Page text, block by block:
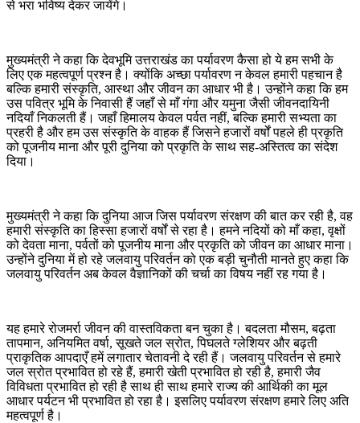
से भरा भविष्य देकर जायेंगे।
मुख्यमंत्री ने कहा कि देवभूमि उत्तराखंड का पर्यावरण कैसा हो ये हम सभी के
लिए एक महत्वपूर्ण प्रश्न है। क्योंकि अच्छा पर्यावरण न केवल हमारी पहचान है
बल्कि हमारी संस्कृति, आस्था और जीवन का आधार भी है। उन्होंने कहा कि हम
उस पवित्र भूमि के निवासी हैं जहाँ से माँ गंगा और यमुना जैसी जीवनदायिनी
नदियाँ निकलती हैं। जहाँ हिमालय केवल पर्वत नहीं, बल्कि हमारी सभ्यता का
प्रहरी है और हम उस संस्कृति के वाहक हैं जिसने हजारों वर्षों पहले ही प्रकृति
को पूजनीय माना और पूरी दुनिया को प्रकृति के साथ सह-अस्तित्व का संदेश
दिया।
मुख्यमंत्री ने कहा कि दुनिया आज जिस पर्यावरण संरक्षण की बात कर रही है, वह
हमारी संस्कृति का हिस्सा हजारों वर्षों से रहा है। हमने नदियों को माँ कहा, वृक्षों
को देवता माना, पर्वतों को पूजनीय माना और प्रकृति को जीवन का आधार माना।
उन्होंने दुनिया में हो रहे जलवायु परिवर्तन को एक बड़ी चुनौती मानते हुए कहा कि
जलवायु परिवर्तन अब केवल वैज्ञानिकों की चर्चा का विषय नहीं रह गया है।
यह हमारे रोजमर्रा जीवन की वास्तविकता बन चुका है। बदलता मौसम, बढ़ता
तापमान, अनियमित वर्षा, सूखते जल स्रोत, पिघलते ग्लेशियर और बढ़ती
प्राकृतिक आपदाएँ हमें लगातार चेतावनी दे रही हैं। जलवायु परिवर्तन से हमारे
जल स्रोत प्रभावित हो रहे हैं, हमारी खेती प्रभावित हो रही है, हमारी जैव
विविधता प्रभावित हो रही है साथ ही साथ हमारे राज्य की आर्थिकी का मूल
आधार पर्यटन भी प्रभावित हो रहा है। इसलिए पर्यावरण संरक्षण हमारे लिए अति
महत्वपूर्ण है।